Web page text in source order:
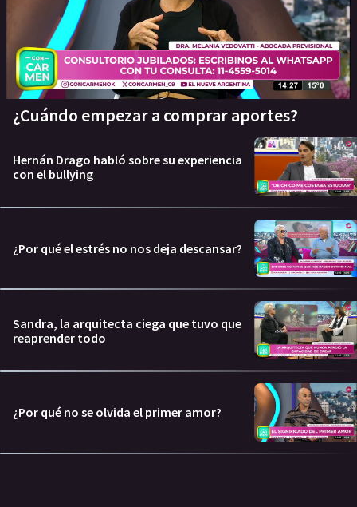
¿Cuándo empezar a comprar aportes?
Hernán Drago habló sobre su experiencia
con el bullying
¿Por qué el estrés no nos deja descansar?
Sandra, la arquitecta ciega que tuvo que
reaprender todo
¿Por qué no se olvida el primer amor?